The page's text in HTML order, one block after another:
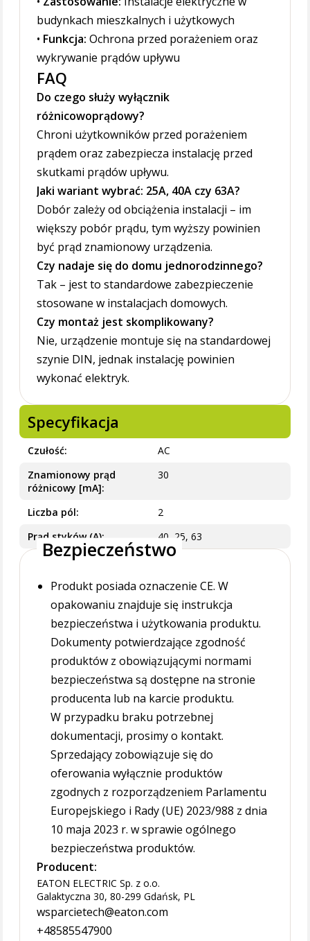
budynkach mieszkalnych i użytkowych
• Funkcja: Ochrona przed porażeniem oraz
wykrywanie prądów upływu
FAQ
Do czego służy wyłącznik
różnicowoprądowy?
Chroni użytkowników przed porażeniem
prądem oraz zabezpiecza instalację przed
skutkami prądów upływu.
Jaki wariant wybrać: 25A, 40A czy 63A?
Dobór zależy od obciążenia instalacji – im
większy pobór prądu, tym wyższy powinien
być prąd znamionowy urządzenia.
Czy nadaje się do domu jednorodzinnego?
Tak – jest to standardowe zabezpieczenie
stosowane w instalacjach domowych.
Czy montaż jest skomplikowany?
Nie, urządzenie montuje się na standardowej
szynie DIN, jednak instalację powinien
wykonać elektryk.
Specyfikacja
Czułość
AC
Znamionowy prąd
różnicowy [mA]
30
Liczba pól
2
Prąd styków (A)
40, 25, 63
Bezpieczeństwo
Produkt posiada oznaczenie CE. W
opakowaniu znajduje się instrukcja
bezpieczeństwa i użytkowania produktu.
Dokumenty potwierdzające zgodność
produktów z obowiązującymi normami
bezpieczeństwa są dostępne na stronie
producenta lub na karcie produktu.
W przypadku braku potrzebnej
dokumentacji, prosimy o kontakt.
Sprzedający zobowiązuje się do
oferowania wyłącznie produktów
zgodnych z rozporządzeniem Parlamentu
Europejskiego i Rady (UE) 2023/988 z dnia
10 maja 2023 r. w sprawie ogólnego
bezpieczeństwa produktów.
Producent:
EATON ELECTRIC Sp. z o.o.
Galaktyczna 30, 80-299 Gdańsk, PL
wsparcietech@eaton.com
+48585547900